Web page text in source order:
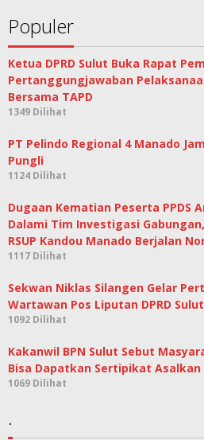
Populer
Ketua DPRD Sulut Buka Rapat
Pertanggungjawaban
Bersama TAPD
1349 Dilihat
PT Pelindo Regional 4 Manado
Pungli
1124 Dilihat
Dugaan Kematian Peserta PPDS
Dalami Tim Investigasi
RSUP Kandou Manado Berjalan
1117 Dilihat
Sekwan Niklas Silangen Gelar
Wartawan Pos Liputan DPRD Sulut
1092 Dilihat
Kakanwil BPN Sulut Sebut
Bisa Dapatkan Sertipikat Asalkan
1069 Dilihat
.